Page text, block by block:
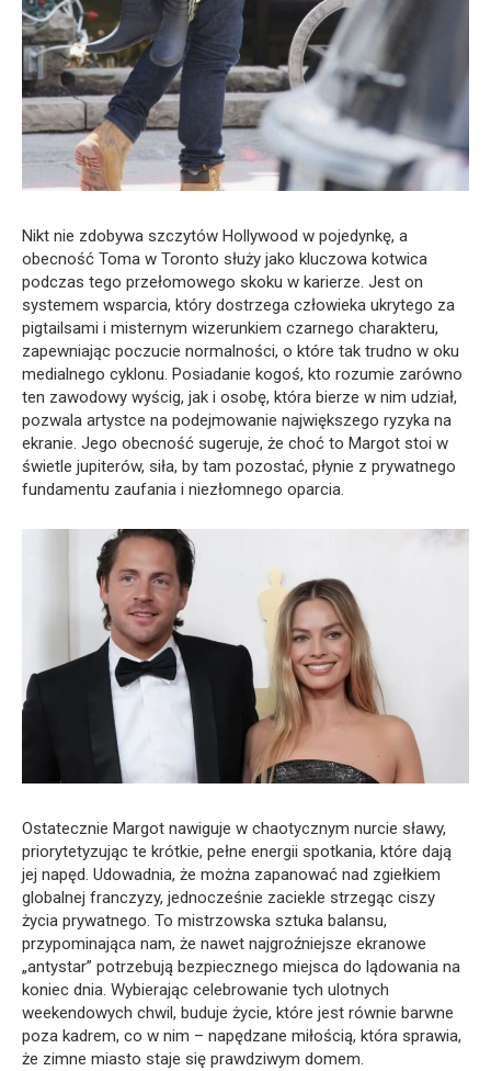
Nikt nie zdobywa szczytów Hollywood w pojedynkę, a
obecność Toma w Toronto służy jako kluczowa kotwica
podczas tego przełomowego skoku w karierze. Jest on
systemem wsparcia, który dostrzega człowieka ukrytego za
pigtailsami i misternym wizerunkiem czarnego charakteru,
zapewniając poczucie normalności, o które tak trudno w oku
medialnego cyklonu. Posiadanie kogoś, kto rozumie zarówno
ten zawodowy wyścig, jak i osobę, która bierze w nim udział,
pozwala artystce na podejmowanie największego ryzyka na
ekranie. Jego obecność sugeruje, że choć to Margot stoi w
świetle jupiterów, siła, by tam pozostać, płynie z prywatnego
fundamentu zaufania i niezłomnego oparcia.
Ostatecznie Margot nawiguje w chaotycznym nurcie sławy,
priorytetyzując te krótkie, pełne energii spotkania, które dają
jej napęd. Udowadnia, że można zapanować nad zgiełkiem
globalnej franczyzy, jednocześnie zaciekle strzegąc ciszy
życia prywatnego. To mistrzowska sztuka balansu,
przypominająca nam, że nawet najgroźniejsze ekranowe
„antystar” potrzebują bezpiecznego miejsca do lądowania na
koniec dnia. Wybierając celebrowanie tych ulotnych
weekendowych chwil, buduje życie, które jest równie barwne
poza kadrem, co w nim – napędzane miłością, która sprawia,
że zimne miasto staje się prawdziwym domem.